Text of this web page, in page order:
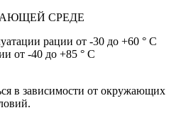
СРЕДЕ
рации от -30 до +60 ° C
от -40 до +85 ° C
в зависимости от окружающих